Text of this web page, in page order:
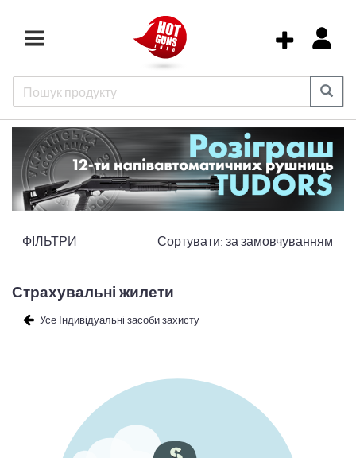
ФІЛЬТРИ Сортувати: за замовчуванням
Страхувальні жилети
Усе Індивідуальні засоби захисту